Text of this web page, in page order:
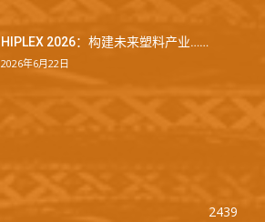
HIPLEX 2026：构建未来塑料产业……
2026年6月22日
2439